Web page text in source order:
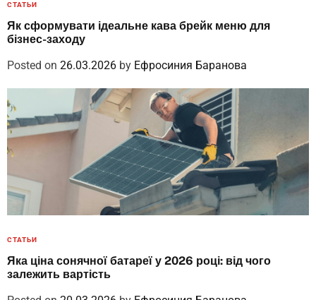
СТАТЬИ
Як сформувати ідеальне кава брейк меню для
бізнес-заходу
Posted on 26.03.2026 by Ефросиния Баранова
СТАТЬИ
Яка ціна сонячної батареї у 2026 році: від чого
залежить вартість